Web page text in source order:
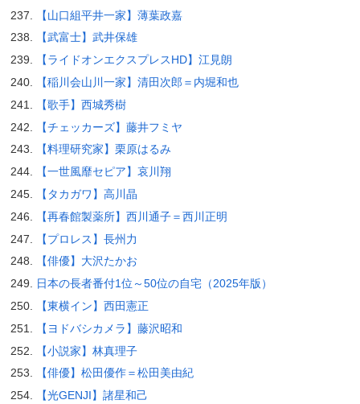
【山口組平井一家】薄葉政嘉
【武富士】武井保雄
【ライドオンエクスプレスHD】江見朗
【稲川会山川一家】清田次郎＝内堀和也
【歌手】西城秀樹
【チェッカーズ】藤井フミヤ
【料理研究家】栗原はるみ
【一世風靡セピア】哀川翔
【タカガワ】高川晶
【再春館製薬所】西川通子＝西川正明
【プロレス】長州力
【俳優】大沢たかお
日本の長者番付1位～50位の自宅（2025年版）
【東横イン】西田憲正
【ヨドバシカメラ】藤沢昭和
【小説家】林真理子
【俳優】松田優作＝松田美由紀
【光GENJI】諸星和己